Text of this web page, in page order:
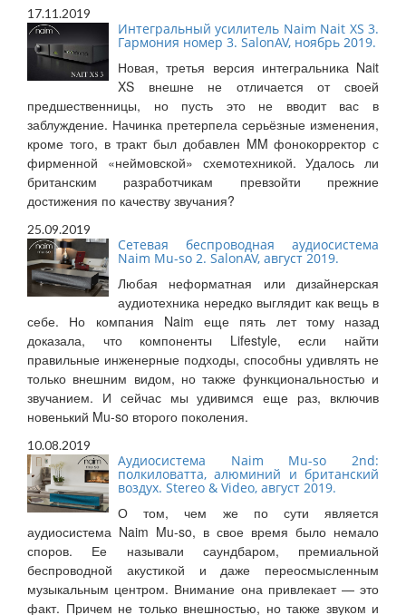
17.11.2019
Интегральный усилитель Naim Nait XS 3.
Гармония номер 3. SalonAV, ноябрь 2019.
Новая, третья версия интегральника Nait
XS внешне не отличается от своей
предшественницы, но пусть это не вводит вас в
заблуждение. Начинка претерпела серьёзные изменения,
кроме того, в тракт был добавлен MM фонокорректор с
фирменной «неймовской» схемотехникой. Удалось ли
британским разработчикам превзойти прежние
достижения по качеству звучания?
25.09.2019
Сетевая беспроводная аудиосистема
Naim Mu-so 2. SalonAV, август 2019.
Любая неформатная или дизайнерская
аудиотехника нередко выглядит как вещь в
себе. Но компания Naim еще пять лет тому назад
доказала, что компоненты Lifestyle, если найти
правильные инженерные подходы, способны удивлять не
только внешним видом, но также функциональностью и
звучанием. И сейчас мы удивимся еще раз, включив
новенький Mu-so второго поколения.
10.08.2019
Аудиосистема Naim Mu-so 2nd:
полкиловатта, алюминий и британский
воздух. Stereo & Video, август 2019.
О том, чем же по сути является
аудиосистема Naim Mu-so, в свое время было немало
споров. Ее называли саундбаром, премиальной
беспроводной акустикой и даже переосмысленным
музыкальным центром. Внимание она привлекает — это
факт. Причем не только внешностью, но также звуком и